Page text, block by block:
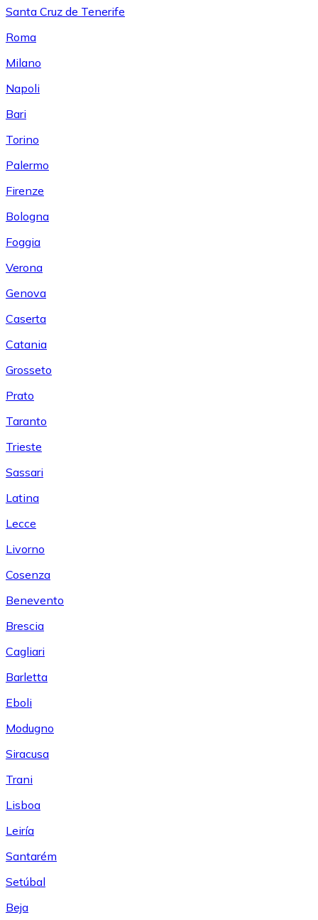
Santa Cruz de Tenerife
Roma
Milano
Napoli
Bari
Torino
Palermo
Firenze
Bologna
Foggia
Verona
Genova
Caserta
Catania
Grosseto
Prato
Taranto
Trieste
Sassari
Latina
Lecce
Livorno
Cosenza
Benevento
Brescia
Cagliari
Barletta
Eboli
Modugno
Siracusa
Trani
Lisboa
Leiría
Santarém
Setúbal
Beja